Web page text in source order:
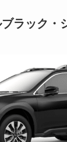
ラック・